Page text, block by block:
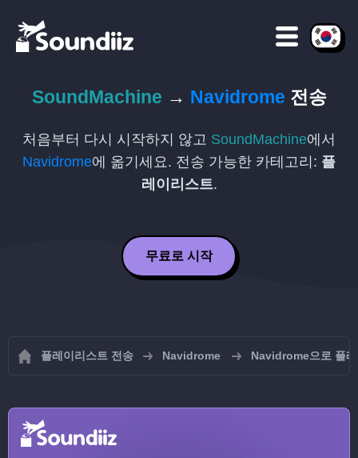
SoundMachine → Navidrome 전송
처음부터 다시 시작하지 않고 SoundMachine에서
Navidrome에 옮기세요. 전송 가능한 카테고리: 플
레이리스트.
무료로 시작
플레이리스트 전송 Navidrome Navidrome으로 플